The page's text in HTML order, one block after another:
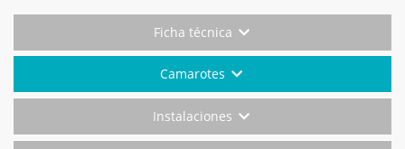
Ficha técnica
Camarotes
Instalaciones